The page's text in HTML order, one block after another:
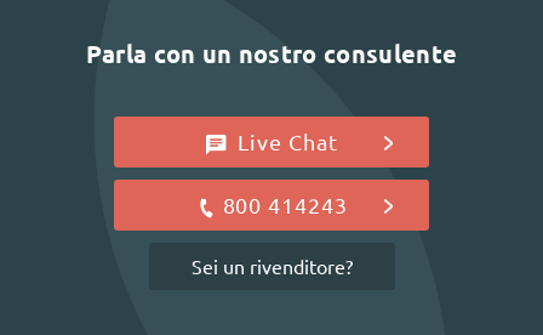
Parla con un nostro consulente
Live Chat
800 414243
Sei un rivenditore?